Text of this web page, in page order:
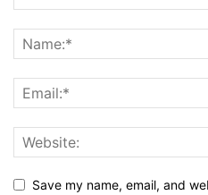
Save my name, email, and